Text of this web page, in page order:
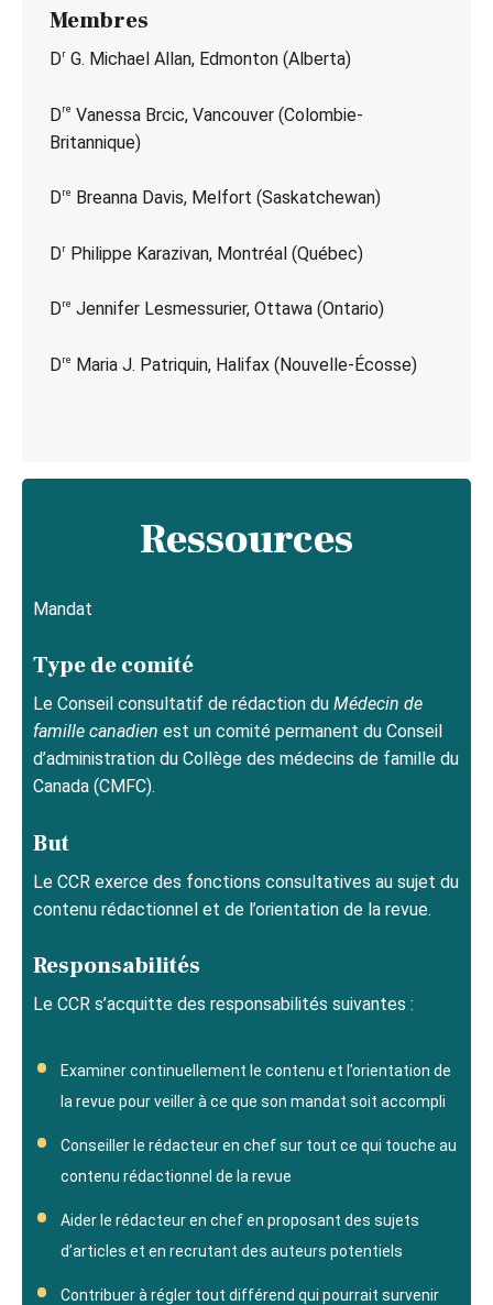
Membres
Dr G. Michael Allan, Edmonton (Alberta)
Dre Vanessa Brcic, Vancouver (Colombie-
Britannique)
Dre Breanna Davis, Melfort (Saskatchewan)
Dr Philippe Karazivan, Montréal (Québec)
Dre Jennifer Lesmessurier, Ottawa (Ontario)
Dre Maria J. Patriquin, Halifax (Nouvelle-Écosse)
Ressources
Mandat
Type de comité
Le Conseil consultatif de rédaction du Médecin de
famille canadien est un comité permanent du Conseil
d’administration du Collège des médecins de famille du
Canada (CMFC).
But
Le CCR exerce des fonctions consultatives au sujet du
contenu rédactionnel et de l’orientation de la revue.
Responsabilités
Le CCR s’acquitte des responsabilités suivantes :
Examiner continuellement le contenu et l’orientation de
la revue pour veiller à ce que son mandat soit accompli
Conseiller le rédacteur en chef sur tout ce qui touche au
contenu rédactionnel de la revue
Aider le rédacteur en chef en proposant des sujets
d’articles et en recrutant des auteurs potentiels
Contribuer à régler tout différend qui pourrait survenir